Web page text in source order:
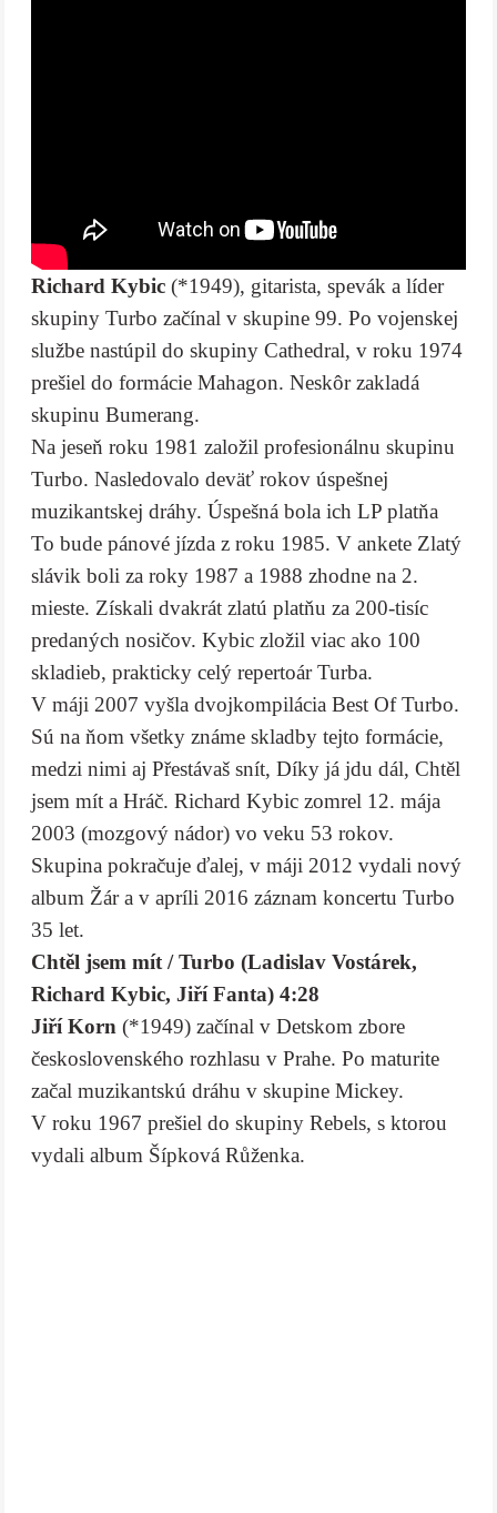
Richard Kybic (*1949), gitarista, spevák a líder
skupiny Turbo začínal v skupine 99. Po vojenskej
službe nastúpil do skupiny Cathedral, v roku 1974
prešiel do formácie Mahagon. Neskôr zakladá
skupinu Bumerang.
Na jeseň roku 1981 založil profesionálnu skupinu
Turbo. Nasledovalo deväť rokov úspešnej
muzikantskej dráhy. Úspešná bola ich LP platňa
To bude pánové jízda z roku 1985. V ankete Zlatý
slávik boli za roky 1987 a 1988 zhodne na 2.
mieste. Získali dvakrát zlatú platňu za 200-tisíc
predaných nosičov. Kybic zložil viac ako 100
skladieb, prakticky celý repertoár Turba.
V máji 2007 vyšla dvojkompilácia Best Of Turbo.
Sú na ňom všetky známe skladby tejto formácie,
medzi nimi aj Přestávaš snít, Díky já jdu dál, Chtěl
jsem mít a Hráč. Richard Kybic zomrel 12. mája
2003 (mozgový nádor) vo veku 53 rokov.
Skupina pokračuje ďalej, v máji 2012 vydali nový
album Žár a v apríli 2016 záznam koncertu Turbo
35 let.
Chtěl jsem mít / Turbo (Ladislav Vostárek,
Richard Kybic, Jiří Fanta) 4:28
Jiří Korn (*1949) začínal v Detskom zbore
československého rozhlasu v Prahe. Po maturite
začal muzikantskú dráhu v skupine Mickey.
V roku 1967 prešiel do skupiny Rebels, s ktorou
vydali album Šípková Růženka.